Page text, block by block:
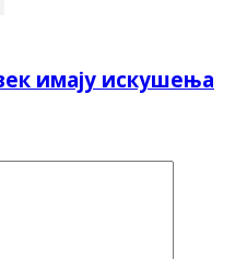
имају искушења